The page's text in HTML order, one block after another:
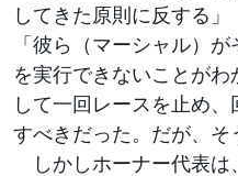
してきた原則に反する」
「彼ら（マーシャル）
を実行できないことが
して一回レースを止め
すべきだった。だが、そ
しかしホーナー代表は